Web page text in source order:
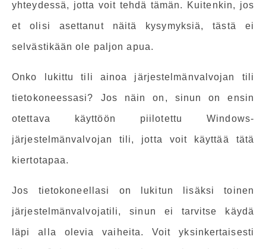
yhteydessä, jotta voit tehdä tämän. Kuitenkin, jos
et olisi asettanut näitä kysymyksiä, tästä ei
selvästikään ole paljon apua.
Onko lukittu tili ainoa järjestelmänvalvojan tili
tietokoneessasi? Jos näin on, sinun on ensin
otettava käyttöön piilotettu Windows-
järjestelmänvalvojan tili, jotta voit käyttää tätä
kiertotapaa.
Jos tietokoneellasi on lukitun lisäksi toinen
järjestelmänvalvojatili, sinun ei tarvitse käydä
läpi alla olevia vaiheita. Voit yksinkertaisesti